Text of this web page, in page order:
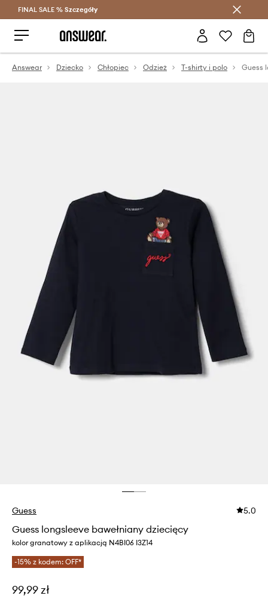
Oszczędzaj z Answear Club >
FINAL SALE % Szczegóły
Answear Dziecko Chłopiec Odzież T-shirty i polo
Guess 5.0
Guess longsleeve bawełniany dziecięcy
kolor granatowy z aplikacją N4BI06 I3Z14
-15% z kodem: OFF*
99,99 zł